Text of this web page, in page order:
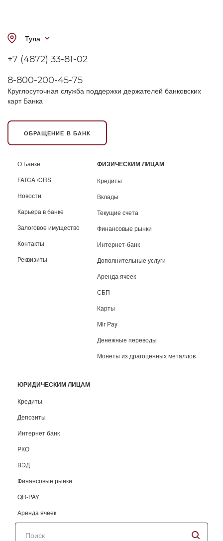
Тула
+7 (4872) 33-81-02
8-800-200-45-75
Круглосуточная служба поддержки держателей банковских
карт Банка
ОБРАЩЕНИЕ В БАНК
О Банке
FATCA /CRS
Новости
Карьера в банке
Залоговое имущество
Контакты
Реквизиты
ФИЗИЧЕСКИМ ЛИЦАМ
Кредиты
Вклады
Текущие счета
Финансовые рынки
Интернет-банк
Дополнительные услуги
Аренда ячеек
СБП
Карты
Mir Pay
Денежные переводы
Монеты из драгоценных металлов
ЮРИДИЧЕСКИМ ЛИЦАМ
Кредиты
Депозиты
Интернет банк
РКО
ВЭД
Финансовые рынки
QR-PAY
Аренда ячеек
Поиск